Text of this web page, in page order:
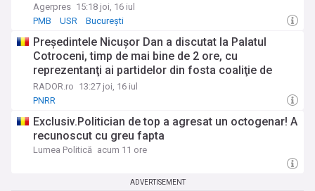
Agerpres 15:18 joi, 16 iul
PMB
USR București
Preşedintele Nicuşor Dan a discutat la Palatul
Cotroceni, timp de mai bine de 2 ore, cu
reprezentanţi ai partidelor din fosta coaliţie de
guvernare
RADOR.ro 13:27 joi, 16 iul
PNRR
Exclusiv.Politician de top a agresat un octogenar! A
recunoscut cu greu fapta
Lumea Politică acum 11 ore
ADVERTISEMENT